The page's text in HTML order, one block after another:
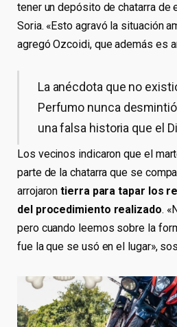
tener un depósito de chatarra de
Soria. «Esto agravó la situación
agregó Ozcoidi, que además es
La anécdota que no
Perfumo nunca
una falsa historia que el
Los vecinos indicaron que el
parte de la chatarra que se
arrojarontierra para tapar los
del procedimiento realizado.
pero cuando leemos sobre la
fue la que se usó en el lugar»,